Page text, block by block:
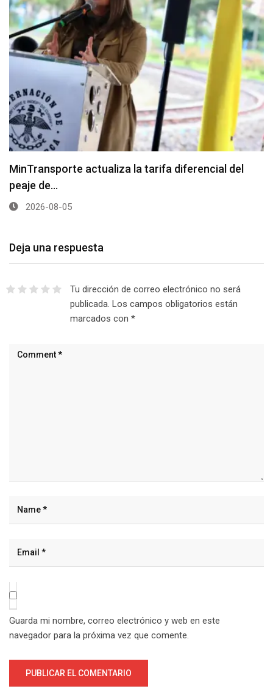
MinTransporte actualiza la tarifa diferencial del
peaje de…
2026-08-05
Deja una respuesta
Tu dirección de correo electrónico no será
publicada. Los campos obligatorios están
marcados con *
Guarda mi nombre, correo electrónico y web en este
navegador para la próxima vez que comente.